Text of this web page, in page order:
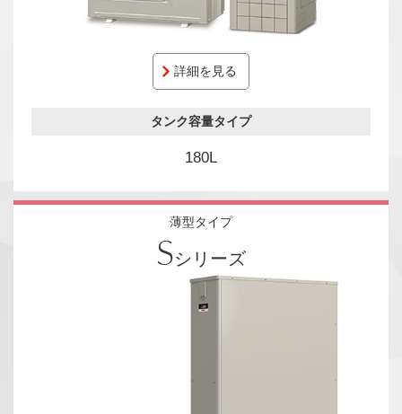
詳細を見る
タンク容量タイプ
180L
薄型タイプ
Sシリーズ